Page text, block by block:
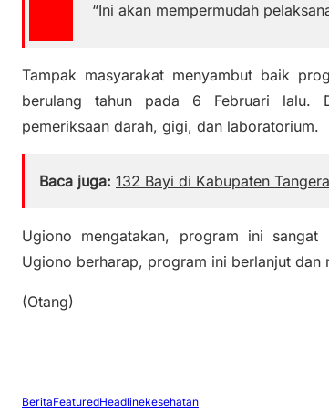
“Ini akan mempermudah
Tampak masyarakat menyambut baik
berulang tahun pada 6 Februari lalu.
pemeriksaan darah, gigi, dan laboratorium.
Baca juga: 132 Bayi di Kabupaten
Ugiono mengatakan, program ini sangat
Ugiono berharap, program ini berlanjut dan
(Otang)
BeritaFeaturedHeadlinekesehatan